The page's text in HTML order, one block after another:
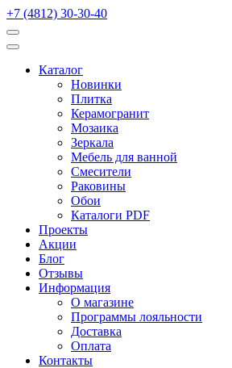
+7 (4812) 30-30-40
Каталог
Новинки
Плитка
Керамогранит
Мозаика
Зеркала
Мебель для ванной
Смесители
Раковины
Обои
Каталоги PDF
Проекты
Акции
Блог
Отзывы
Информация
О магазине
Программы лояльности
Доставка
Оплата
Контакты